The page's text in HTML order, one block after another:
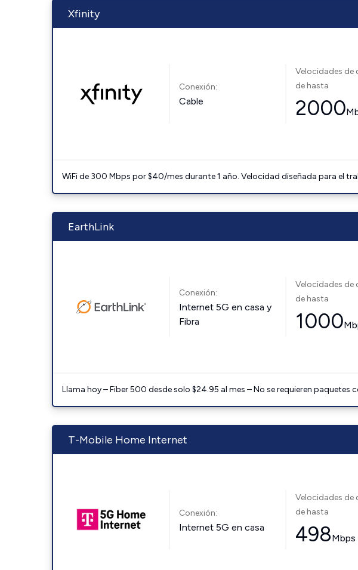
Xfinity
Conexión:
Cable
Velocidades de
de hasta
2000
WiFi de 300 Mbps por $40/mes durante 1 año. Velocidad diseñada para el
EarthLink
Conexión:
Internet 5G en casa y
Fibra
Velocidades de
de hasta
1000
Llama hoy – Fiber 500 desde solo $24.95 al mes – No se requieren
T-Mobile Home Internet
Conexión:
Internet 5G en casa
Velocidades de
de hasta
498Mbps